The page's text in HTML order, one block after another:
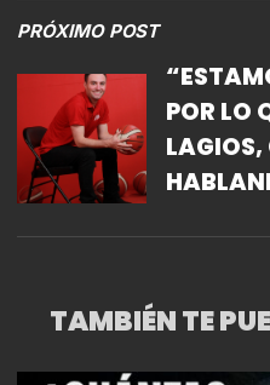
PRÓXIMO POST
POR LO
LAGIOS,
TAMBIÉN TE